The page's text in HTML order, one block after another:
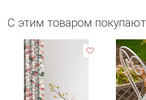
С этим товаром покупают